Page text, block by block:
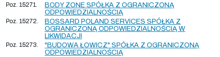
Poz. 15271.
BODY ZONE SPÓŁKA Z OGRANICZONĄ
ODPOWIEDZIALNOŚCIĄ
Poz. 15272.
BOSSARD POLAND SERVICES SPÓŁKA Z
OGRANICZONĄ ODPOWIEDZIALNOŚCIĄ W
LIKWIDACJI
Poz. 15273.
"BUDOWA ŁOWICZ" SPÓŁKA Z OGRANICZONĄ
ODPOWIEDZIALNOŚCIĄ